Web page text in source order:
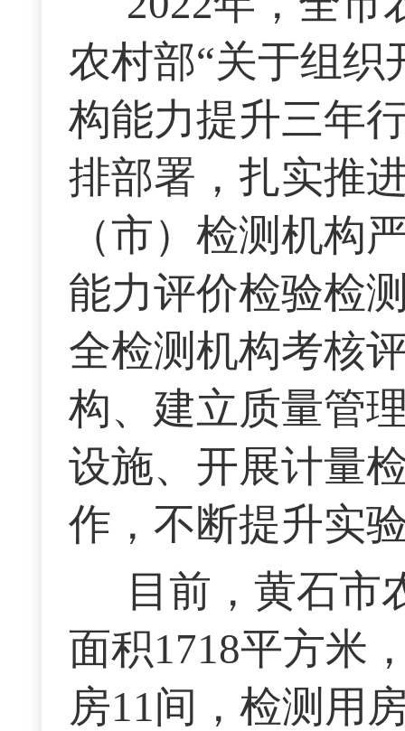
农村部“关于组织
构能力提升三年
排部署，扎实推
（市）检测机构
能力评价检验检
全检测机构考核
构、建立质量管
设施、开展计量
作，不断提升实
目前，黄石市
面积1718平方米
房11间，检测用